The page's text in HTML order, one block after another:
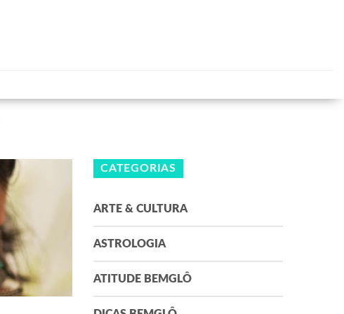
CATEGORIAS
ARTE & CULTURA
ASTROLOGIA
ATITUDE BEMGLÔ